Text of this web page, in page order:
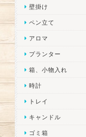
壁掛け
ペン立て
アロマ
プランター
箱、小物入れ
時計
トレイ
キャンドル
ゴミ箱